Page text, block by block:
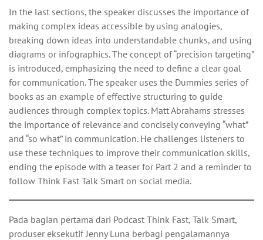
In the last sections, the speaker discusses the importance of
making complex ideas accessible by using analogies,
breaking down ideas into understandable chunks, and using
diagrams or infographics. The concept of “precision targeting”
is introduced, emphasizing the need to define a clear goal
for communication. The speaker uses the Dummies series of
books as an example of effective structuring to guide
audiences through complex topics. Matt Abrahams stresses
the importance of relevance and concisely conveying “what”
and “so what” in communication. He challenges listeners to
use these techniques to improve their communication skills,
ending the episode with a teaser for Part 2 and a reminder to
follow Think Fast Talk Smart on social media.
Pada bagian pertama dari Podcast Think Fast, Talk Smart,
produser eksekutif Jenny Luna berbagi pengalamannya